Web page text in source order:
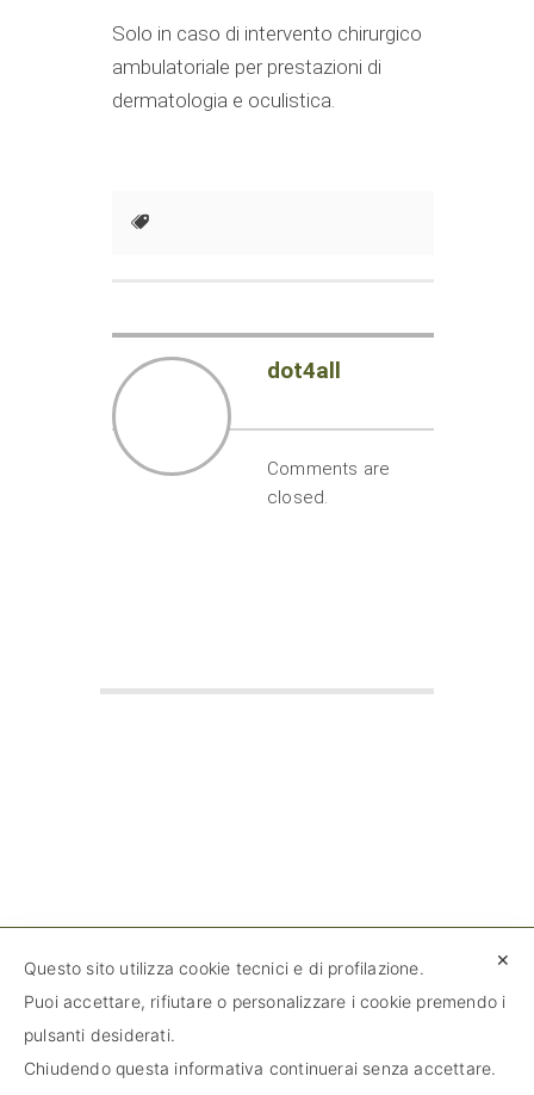
Solo in caso di intervento chirurgico
ambulatoriale per prestazioni di
dermatologia e oculistica.
dot4all
Comments are
closed.
© 2020 Tutti i diritti riservati – Fondo
✕
Questo sito utilizza cookie tecnici e di profilazione.
Puoi accettare, rifiutare o personalizzare i cookie premendo i
pulsanti desiderati.
Chiudendo questa informativa continuerai senza accettare.